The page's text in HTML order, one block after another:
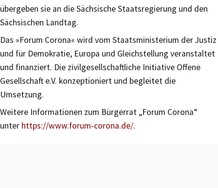
übergeben sie an die Sächsische Staatsregierung und den
Sächsischen Landtag.
Das »Forum Corona« wird vom Staatsministerium der Justiz
und für Demokratie, Europa und Gleichstellung veranstaltet
und finanziert. Die zivilgesellschaftliche Initiative Offene
Gesellschaft e.V. konzeptioniert und begleitet die
Umsetzung.
Weitere Informationen zum Bürgerrat „Forum Corona“
unter https://www.forum-corona.de/.